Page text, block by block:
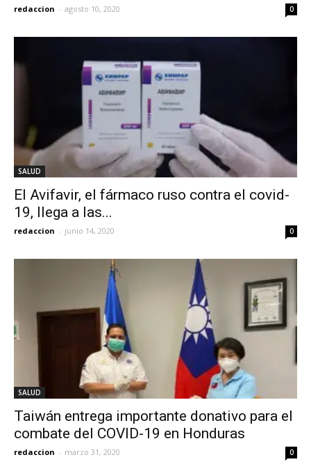
redaccion - agosto 10, 2020 0
SALUD
El Avifavir, el fármaco ruso contra el covid-
19, llega a las...
redaccion - junio 14, 2020 0
SALUD
Taiwán entrega importante donativo para el
combate del COVID-19 en Honduras
redaccion - marzo 31, 2020 0